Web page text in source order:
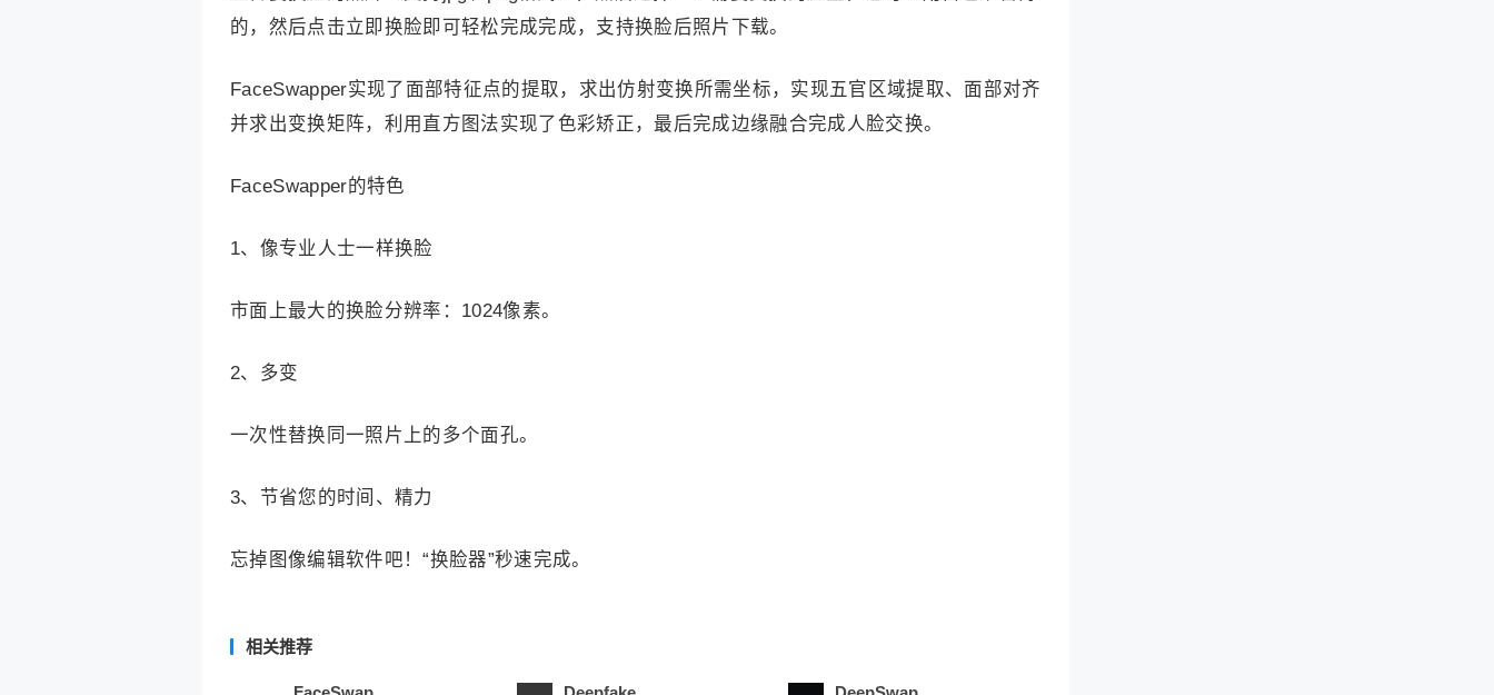
的，然后点击立即换脸即可轻松完成完成，支持换脸后照片下载。
FaceSwapper实现了面部特征点的提取，求出仿射变换所需坐标，实现五官区域提取、面部对齐
并求出变换矩阵，利用直方图法实现了色彩矫正，最后完成边缘融合完成人脸交换。
FaceSwapper的特色
1、像专业人士一样换脸
市面上最大的换脸分辨率：1024像素。
2、多变
一次性替换同一照片上的多个面孔。
3、节省您的时间、精力
忘掉图像编辑软件吧！“换脸器”秒速完成。
相关推荐